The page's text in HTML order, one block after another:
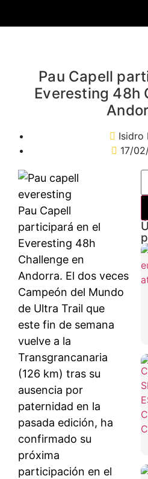
Pau Capell
Everesting 48h
Isidro
17/
Pau Capell
participará en el
Everesting 48h
Challenge en
Andorra. El dos veces
Campeón del Mundo
de Ultra Trail que
este fin de semana
vuelve a la
Transgrancanaria
(126 km) tras su
ausencia por
paternidad en la
pasada edición, ha
confirmado su
próxima
participación en el